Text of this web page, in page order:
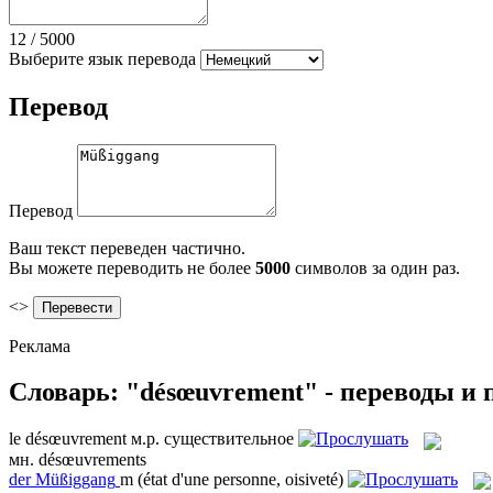
12 / 5000
Выберите язык перевода
Перевод
Перевод
Ваш текст переведен частично.
Вы можете переводить не более 5000 символов за один раз.
<>
Реклама
Словарь: "désœuvrement" - переводы и
le désœuvrement м.р. существительное
мн. désœuvrements
derMüßiggang m (état d'une personne, oisiveté)